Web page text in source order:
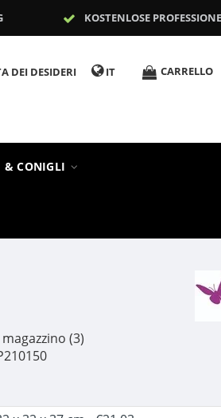
KOSTENLOSE
DEI DESIDERI IT CARRELLO
& CONIGLI
(3)